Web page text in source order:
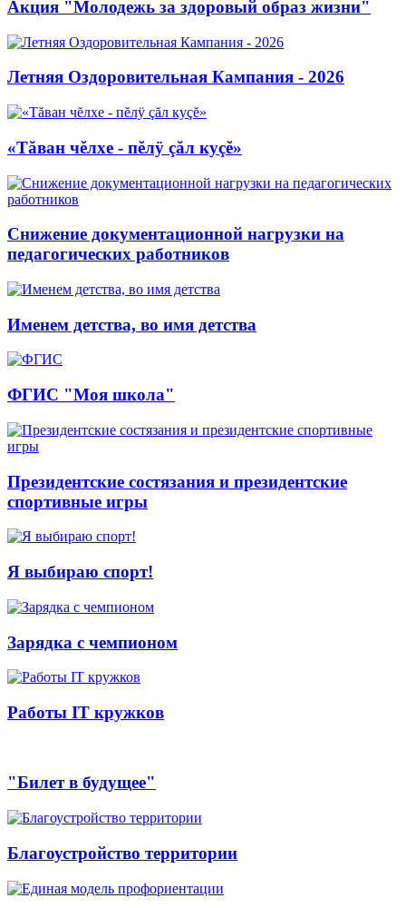
Акция "Молодежь за здоровый образ жизни"
Летняя Оздоровительная Кампания - 2026
«Тăван чĕлхе - пĕлÿ çăл куçĕ»
Снижение документационной нагрузки на
педагогических работников
Именем детства, во имя детства
ФГИС "Моя школа"
Президентские состязания и президентские
спортивные игры
Я выбираю спорт!
Зарядка с чемпионом
Работы IT кружков
"Билет в будущее"
Благоустройство территории